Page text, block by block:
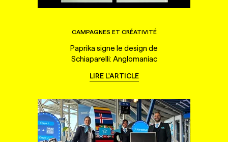
CAMPAGNES ET CRÉATIVITÉ
Paprika signe le design de
Schiaparelli: Anglomaniac
LIRE L'ARTICLE